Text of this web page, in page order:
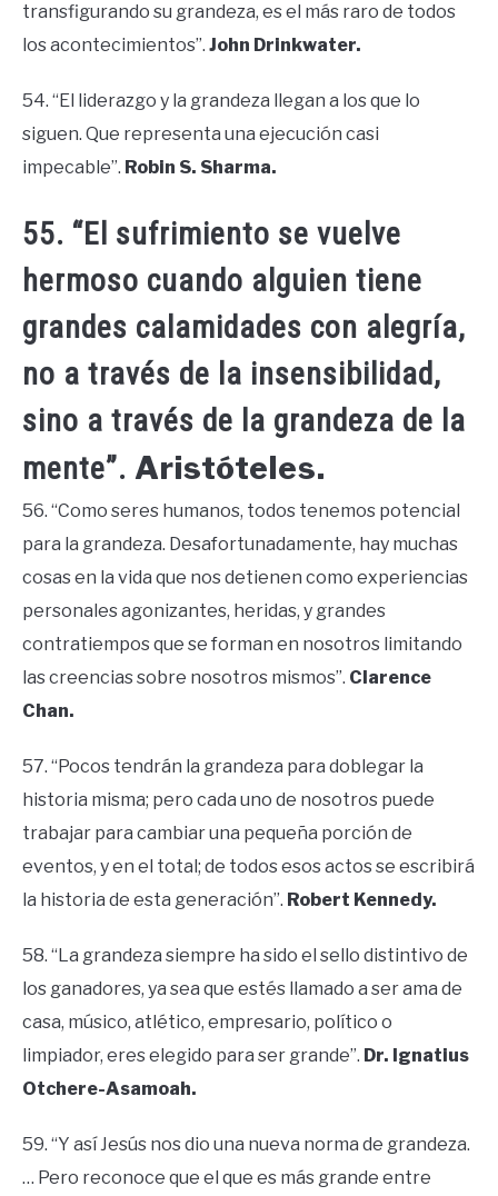
transfigurando su grandeza, es el más raro de todos
los acontecimientos”. John Drinkwater.
54. “El liderazgo y la grandeza llegan a los que lo
siguen. Que representa una ejecución casi
impecable”. Robin S. Sharma.
55. “El sufrimiento se vuelve
hermoso cuando alguien tiene
grandes calamidades con alegría,
no a través de la insensibilidad,
sino a través de la grandeza de la
mente”. Aristóteles.
56. “Como seres humanos, todos tenemos potencial
para la grandeza. Desafortunadamente, hay muchas
cosas en la vida que nos detienen como experiencias
personales agonizantes, heridas, y grandes
contratiempos que se forman en nosotros limitando
las creencias sobre nosotros mismos”. Clarence
Chan.
57. “Pocos tendrán la grandeza para doblegar la
historia misma; pero cada uno de nosotros puede
trabajar para cambiar una pequeña porción de
eventos, y en el total; de todos esos actos se escribirá
la historia de esta generación”. Robert Kennedy.
58. “La grandeza siempre ha sido el sello distintivo de
los ganadores, ya sea que estés llamado a ser ama de
casa, músico, atlético, empresario, político o
limpiador, eres elegido para ser grande”. Dr. Ignatius
Otchere-Asamoah.
59. “Y así Jesús nos dio una nueva norma de grandeza.
… Pero reconoce que el que es más grande entre